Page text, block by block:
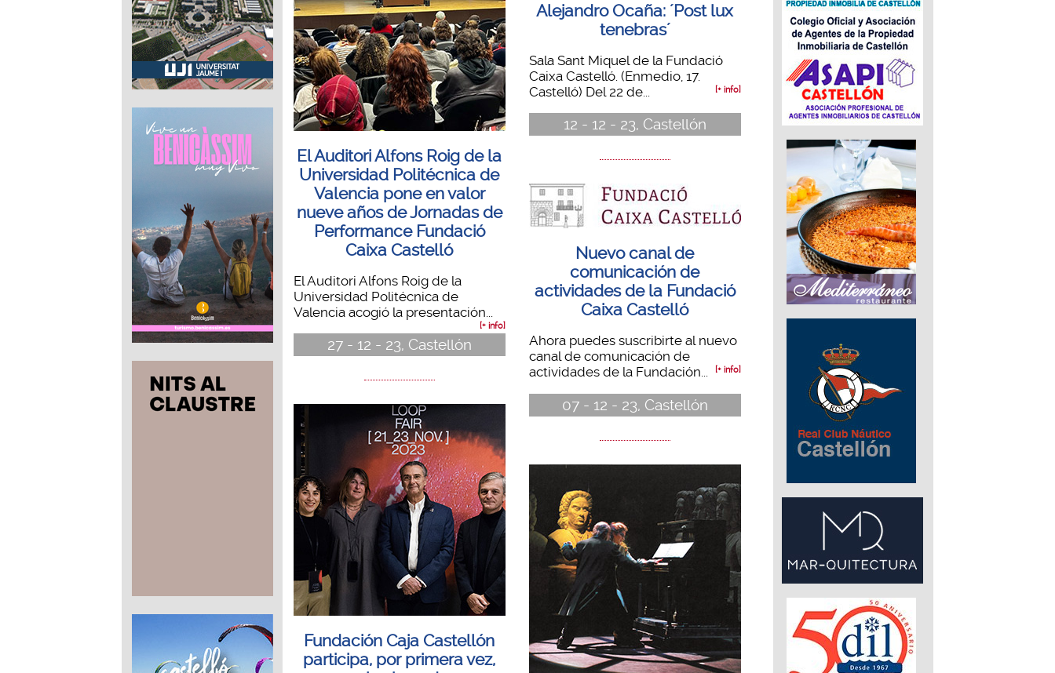
El Auditori Alfons Roig de la
Universidad Politécnica de
Valencia pone en valor
nueve años de Jornadas de
Performance Fundació
Caixa Castelló
El Auditori Alfons Roig de la
Universidad Politécnica de
Valencia acogió la presentación...
[+ info]
27 - 12 - 23, Castellón
Fundación Caja Castellón
participa, por primera vez,
Alejandro Ocaña: ´Post lux
tenebras´
Sala Sant Miquel de la Fundació
Caixa Castelló. (Enmedio, 17.
Castelló) Del 22 de...
[+ info]
12 - 12 - 23, Castellón
Nuevo canal de
comunicación de
actividades de la Fundació
Caixa Castelló
Ahora puedes suscribirte al nuevo
canal de comunicación de
actividades de la Fundación...
[+ info]
07 - 12 - 23, Castellón